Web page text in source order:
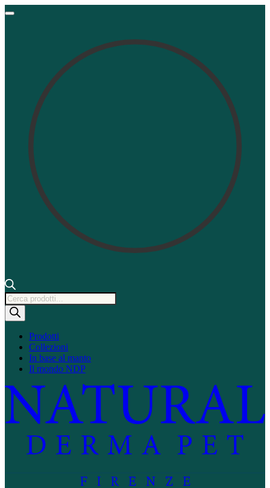
Ricerca
prodotti
Prodotti
Collezioni
In base al manto
Il mondo NDP